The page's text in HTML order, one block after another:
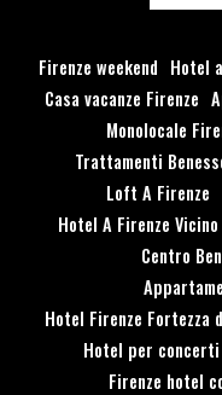
Firenze weekend Hotel
Casa vacanze Firenze
Monolocale
Trattamenti
Loft A Firenze
Hotel A Firenze
Centro
Hotel Firenze Fortezza
Hotel per concerti
Firenze hotel